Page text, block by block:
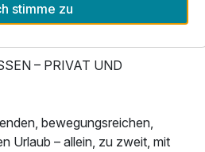
– PRIVAT UND
bewegungsreichen,
Urlaub – allein, zu zweit, mit
stimme zu